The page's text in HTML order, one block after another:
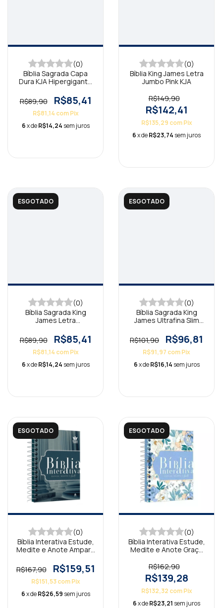
(0)
Bíblia Sagrada Capa
Dura KJA Hipergigante
R$89,90
R$85,41
R$81,14 com Pix
6x deR$14,24 sem juros
(0)
Bíblia King James Letra
Jumbo Pink KJA
R$149,90
R$142,41
R$135,29 com Pix
6x deR$23,74 sem juros
ESGOTADO
(0)
Bíblia Sagrada King
James Letra
R$89,90
R$85,41
R$81,14 com Pix
6x deR$14,24 sem juros
ESGOTADO
(0)
Bíblia Sagrada King
James Ultrafina Slim
R$101,90
R$96,81
R$91,97 comPix
6x deR$16,14 sem juros
ESGOTADO
(0)
Bíblia Interativa Estude,
Medite e Anote Amparo
R$167,90
R$159,51
R$151,53com Pix
6x deR$26,59 sem juros
ESGOTADO
(0)
Bíblia Interativa Estude,
Medite e Anote Graça
R$162,90
R$139,28
R$132,32 com Pix
6x deR$23,21 sem juros